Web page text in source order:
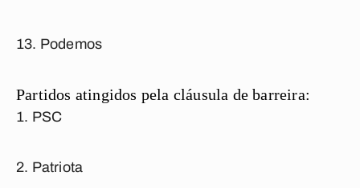
Podemos
Partidos atingidos pela cláusula de barreira:
PSC
Patriota